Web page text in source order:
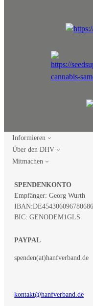
Informieren
Über den DHV
Mitmachen
SPENDENKONTO
Empfänger: Georg Wurth
IBAN:
BIC: GENODEM1GLS
PAYPAL
spenden(at)hanfverband.de
kontakt@hanfverband.de